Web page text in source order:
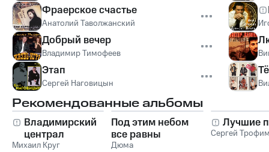
Фраерское счастье
Анатолий Таволжанский
Добрый вечер
Владимир Тимофеев
Этап
Сергей Наговицын
Рекомендованные альбомы
Владимирский
централ
Михаил Круг
Под этим небом
все равны
Дюма
Лучшие
Сергей